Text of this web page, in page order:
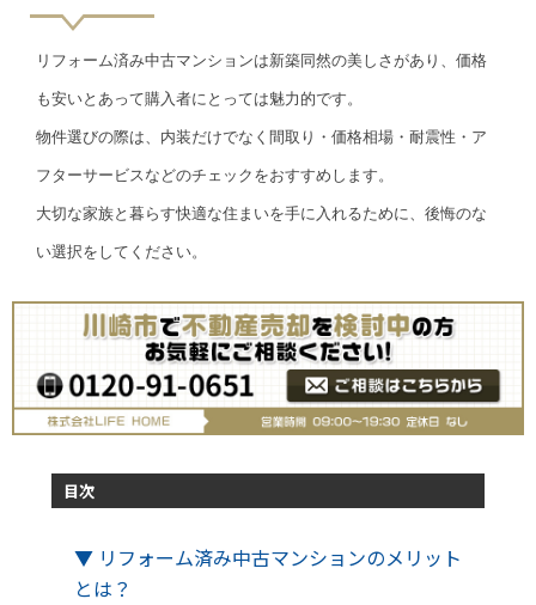
リフォーム済み中古マンションは新築同然の美しさがあり、価格
も安いとあって購入者にとっては魅力的です。
物件選びの際は、内装だけでなく間取り・価格相場・耐震性・ア
フターサービスなどのチェックをおすすめします。
大切な家族と暮らす快適な住まいを手に入れるために、後悔のな
い選択をしてください。
目次
▼ リフォーム済み中古マンションのメリット
とは？